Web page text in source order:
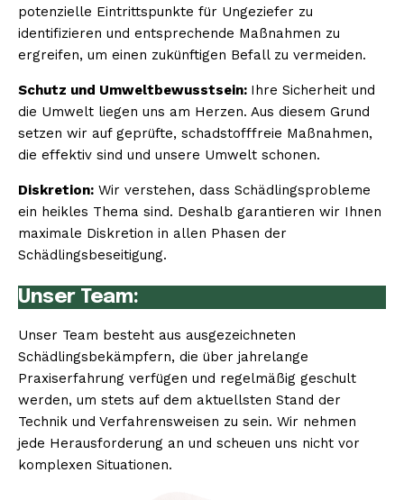
potenzielle Eintrittspunkte für Ungeziefer zu
identifizieren und entsprechende Maßnahmen zu
ergreifen, um einen zukünftigen Befall zu vermeiden.
Schutz und Umweltbewusstsein: Ihre Sicherheit und
die Umwelt liegen uns am Herzen. Aus diesem Grund
setzen wir auf geprüfte, schadstofffreie Maßnahmen,
die effektiv sind und unsere Umwelt schonen.
Diskretion: Wir verstehen, dass Schädlingsprobleme
ein heikles Thema sind. Deshalb garantieren wir Ihnen
maximale Diskretion in allen Phasen der
Schädlingsbeseitigung.
Unser Team:
Unser Team besteht aus ausgezeichneten
Schädlingsbekämpfern, die über jahrelange
Praxiserfahrung verfügen und regelmäßig geschult
werden, um stets auf dem aktuellsten Stand der
Technik und Verfahrensweisen zu sein. Wir nehmen
jede Herausforderung an und scheuen uns nicht vor
komplexen Situationen.